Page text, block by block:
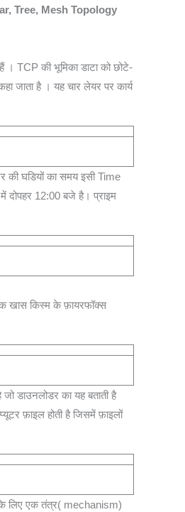
Tree, Mesh Topology
TCP की भूमिका डाटा को छोटे-
जाता है । यह चार लेयर पर कार्य
की घडियों का समय इसी Time
दोपहर 12:00 बजे है। प्राइम
खास किस्म के फ़ायरफॉक्स
डाउनलोडर का यह बताती है
फ़ाइल होती है जिसमें फ़ाइलों
के लिए एक तंत्र( mechanism)